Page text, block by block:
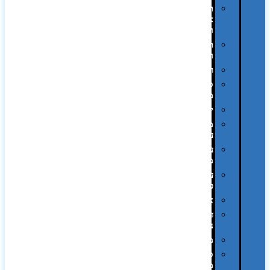
תיקי
ומכתביות
תערוכות
וכנסים
רמקולים
סוכריות
ממותגות
יודאיקה
מארזי
עטים
עטי
מתכת
עטי
פלסטיק
אוזניות
זכרונות
ניידים
מפצלים
סביבת
מחשב